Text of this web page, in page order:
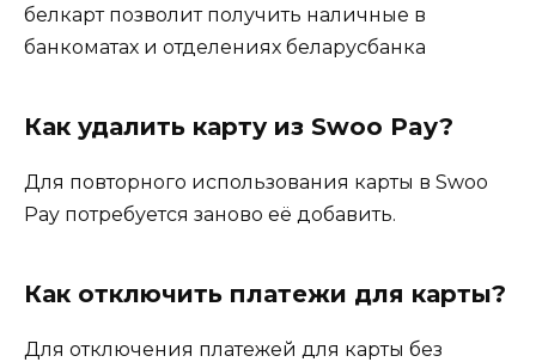
Как удалить карту из Swoo Pay?
Для повторного использования карты в Swoo
Pay потребуется заново её добавить.
Как отключить платежи для карты?
Для отключения платежей для карты без